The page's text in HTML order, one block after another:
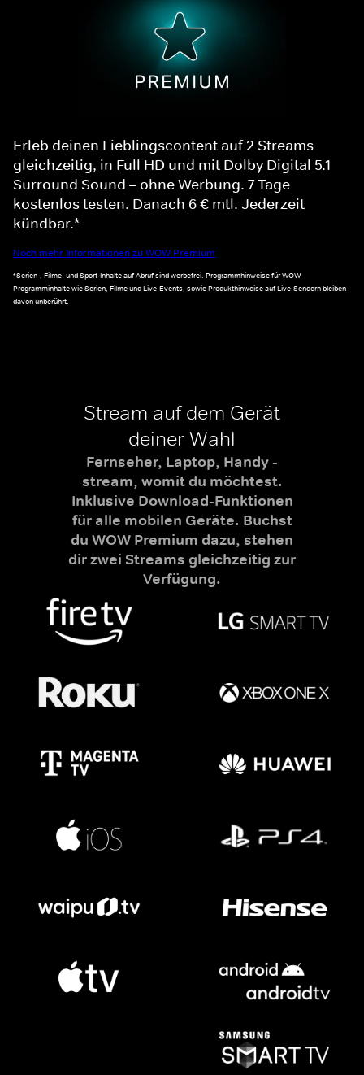
Erleb deinen Lieblingscontent auf 2 Streams
gleichzeitig, in Full HD und mit Dolby Digital 5.1
Surround Sound – ohne Werbung. 7 Tage
kostenlos testen. Danach 6 € mtl. Jederzeit
kündbar.*
Noch mehr Informationen zu WOW Premium
*Serien-, Filme- und Sport-Inhalte auf Abruf sind werbefrei. Programmhinweise für WOW
Programminhalte wie Serien, Filme und Live-Events, sowie Produkthinweise auf Live-Sendern bleiben
davon unberührt.
Stream auf dem Gerät
deiner Wahl
Fernseher, Laptop, Handy -
stream, womit du möchtest.
Inklusive Download-Funktionen
für alle mobilen Geräte. Buchst
du WOW Premium dazu, stehen
dir zwei Streams gleichzeitig zur
Verfügung.